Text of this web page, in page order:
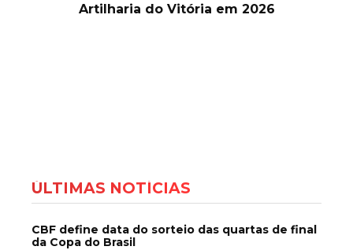
Artilharia do Vitória em 2026
ÚLTIMAS NOTÍCIAS
CBF define data do sorteio das quartas de final
da Copa do Brasil